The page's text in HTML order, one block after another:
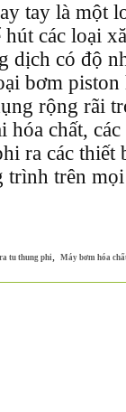
tay là một
các loại
dịch có độ
bơm
rộng rãi
hóa chất,
ra các thiết
trình trên
tu thung phi,Máy bơm hóa